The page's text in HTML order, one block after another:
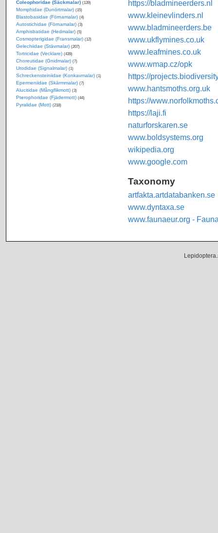
https://bladmineerders.nl
www.kleinevlinders.nl
www.bladmineerders.be
www.ukflymines.co.uk
www.leafmines.co.uk
www.wmap.cz/opk
https://
www.hantsmoths.org.uk
https://
https://laji.fi
naturforskaren.se
www.boldsystems.org
wikipedia.org
www.google.com
Taxonomy
artfakta.artdatabanken.se
www.dyntaxa.se
www.faunaeur.org -
Coleophoridae (Säckmalar) (139)
Momphidae (Dunörtmalar) (15)
Blastobasidae (Förnamalar) (4)
Autostichidae (Förnamalar) (3)
Amphisbatidae (Hedmalar) (5)
Cosmopterigidae (Fransmalar) (12)
Gelechiidae (Stävmalar) (207)
Tortricidae (Vecklare) (439)
Choreutidae (Gnidmalar) (7)
Urodidae (Signalmalar) (1)
Schreckensteiniidae (Konkavmalar) (1)
Epermeniidae (Skärmmalar) (7)
Alucitidae (Mångflikmott) (3)
Pterophoridae (Fjädermott) (44)
Pyralidae (Mott) (218)